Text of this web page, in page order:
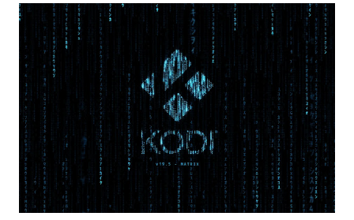
com Win, deixe essa opção no Auto ) Set AHCI Mode ->
Disabled USB S3 Wake-up -> Enabled Boot: Secure Boot ->
Disabled OS Mode Selection -> UEFI and CSM OS (Essa
opção garante boot com Win e Linux) Boot > Boot Priority
Order USB HDD: SATA CD: SATA HDD: Essa ordem de boot
vai garantir que ele tente primeiro o boot pela USB, depois
pelo CD e por último no HD. Apenas as opções acima são
as necessá...